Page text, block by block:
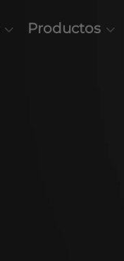
Productos